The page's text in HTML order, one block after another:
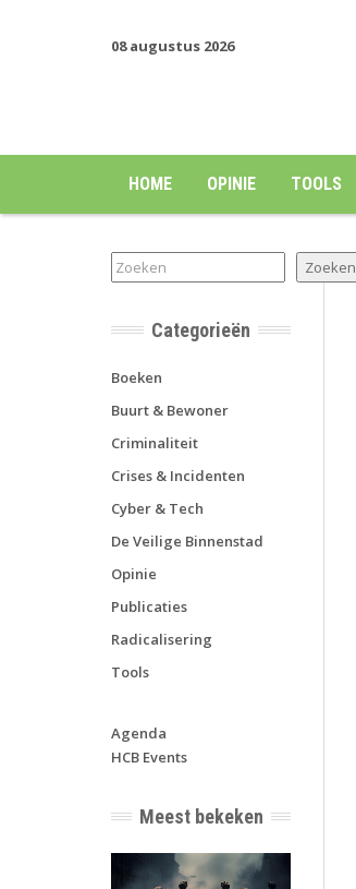
08 augustus 2026
HOME OPINIE TOOLS
Zoeken Zoeken
Categorieën
Boeken
Buurt & Bewoner
Criminaliteit
Crises & Incidenten
Cyber & Tech
De Veilige Binnenstad
Opinie
Publicaties
Radicalisering
Tools
Agenda
HCB Events
Meest bekeken